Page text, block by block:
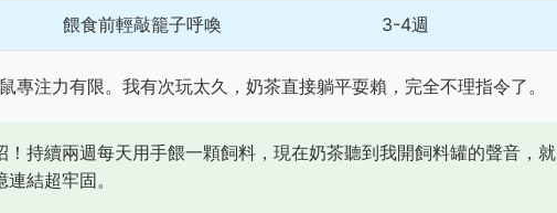
餵食前輕敲籠子呼喚 3-4週
專注力有限。我有次玩太久，奶茶直接躺平耍賴，完全不理指令了。
持續兩週每天用手餵一顆飼料，現在奶茶聽到我開飼料罐的聲音，就
結超牢固。